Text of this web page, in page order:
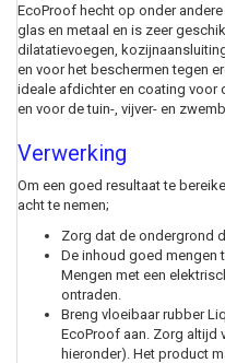
EcoProof hecht op onder andere
glas en metaal en is zeer
dilatatievoegen,
en voor het beschermen tegen
ideale afdichter en coating voor
en voor de tuin-, vijver- en
Verwerking
Om een goed resultaat te
acht te nemen;
Zorg dat de ondergrond
De inhoud goed mengen
Mengen met een
ontraden.
Breng vloeibaar rubber
EcoProof aan. Zorg altijd
hieronder). Het product